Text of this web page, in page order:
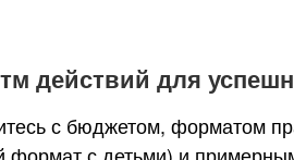
действий для
с бюджетом, форматом